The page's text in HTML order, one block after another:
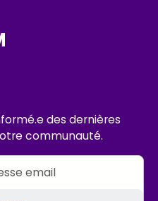
des dernières
communauté.